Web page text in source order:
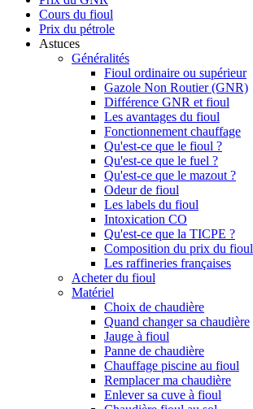
Cours du fioul
Prix du pétrole
Astuces
Généralités
Fioul ordinaire ou supérieur
Gazole Non Routier (GNR)
Différence GNR et fioul
Les avantages du fioul
Fonctionnement chauffage
Qu'est-ce que le fioul ?
Qu'est-ce que le fuel ?
Qu'est-ce que le mazout ?
Odeur de fioul
Les labels du fioul
Intoxication CO
Qu'est-ce que la TICPE ?
Composition du prix du fioul
Les raffineries françaises
Acheter du fioul
Matériel
Choix de chaudière
Quand changer sa chaudière
Jauge à fioul
Panne de chaudière
Chauffage piscine au fioul
Remplacer ma chaudière
Enlever sa cuve à fioul